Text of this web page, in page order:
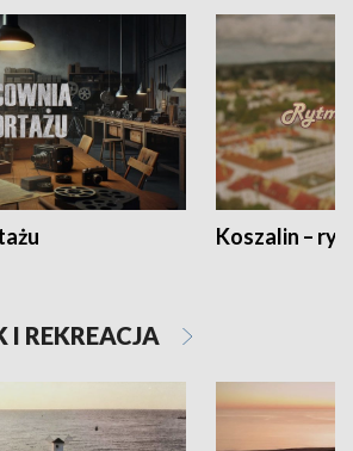
Koszalin –
REKREACJA